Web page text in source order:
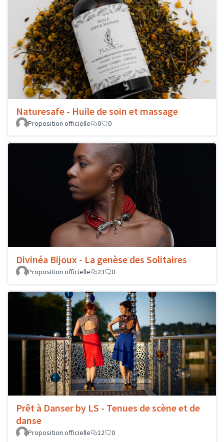
Naturesafe - Huile de soin et massage
Proposition officielle 0 0
Divinéa Bijoux - La genèse des Solitaires
Proposition officielle 23 0
Prêt à Danser by LS - Tenues de scène et de
danse
Proposition officielle 12 0